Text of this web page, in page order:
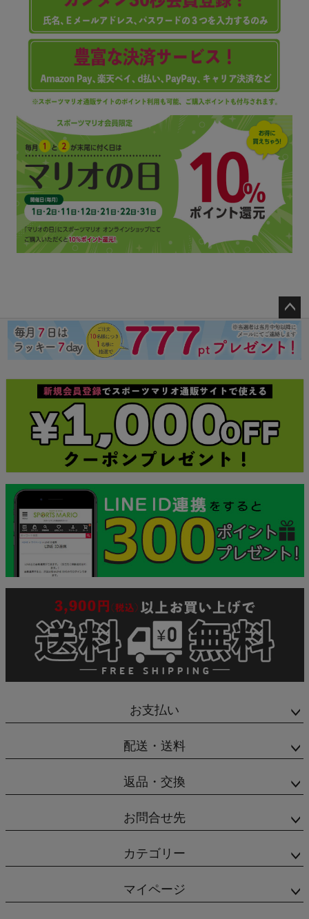
ペー
ジト
ップ
お支払い
配送・送料
返品・交換
お問合せ先
カテゴリー
マイページ